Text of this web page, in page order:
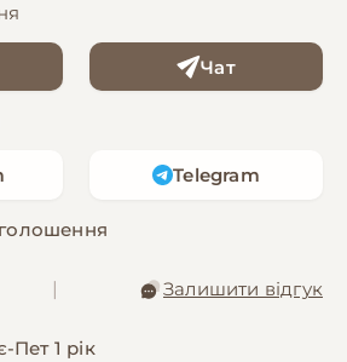
Чат
Telegram
Залишити відгук
Пет 1 рік